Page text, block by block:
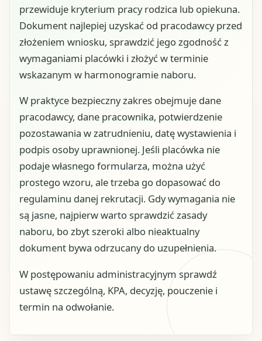
przewiduje kryterium pracy rodzica lub opiekuna.
Dokument najlepiej uzyskać od pracodawcy przed
złożeniem wniosku, sprawdzić jego zgodność z
wymaganiami placówki i złożyć w terminie
wskazanym w harmonogramie naboru.
W praktyce bezpieczny zakres obejmuje dane
pracodawcy, dane pracownika, potwierdzenie
pozostawania w zatrudnieniu, datę wystawienia i
podpis osoby uprawnionej. Jeśli placówka nie
podaje własnego formularza, można użyć
prostego wzoru, ale trzeba go dopasować do
regulaminu danej rekrutacji. Gdy wymagania nie
są jasne, najpierw warto sprawdzić zasady
naboru, bo zbyt szeroki albo nieaktualny
dokument bywa odrzucany do uzupełnienia.
W postępowaniu administracyjnym sprawdź
ustawę szczególną, KPA, decyzję, pouczenie i
termin na odwołanie.